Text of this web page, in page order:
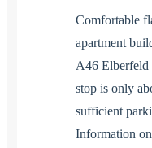
Comfortable
apartment
A46 Elberfeld
stop is only
sufficient
Information